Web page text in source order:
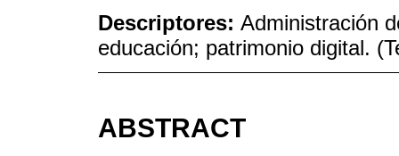
Descriptores: Administración
educación; patrimonio digital.
ABSTRACT